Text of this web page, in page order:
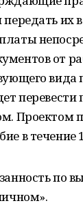
их
от
перевести
Проектом
в течение
по